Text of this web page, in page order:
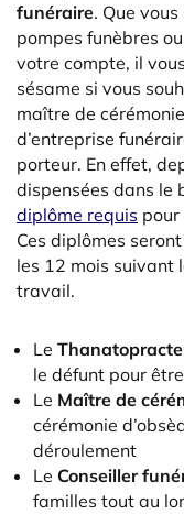
funéraire. Que
pompes funèbres
votre compte, il
sésame si vous
maître de
d’entreprise
porteur. En effet,
dispensées dans le
diplôme requis pour
Ces diplômes
les 12 mois suivant
travail.
Le
le défunt pour
Le Maître de
cérémonie
déroulement
Le Conseiller
familles tout au